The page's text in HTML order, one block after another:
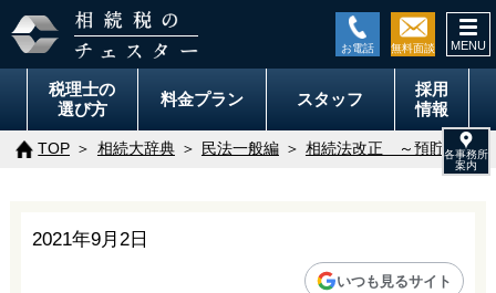
税理士の
選び方
料金プラン スタッフ
採用
情報
TOP 相続大辞典 民法一般編 相続法改正 ～預貯金の払
2021年9月2日
いつも見るサイト